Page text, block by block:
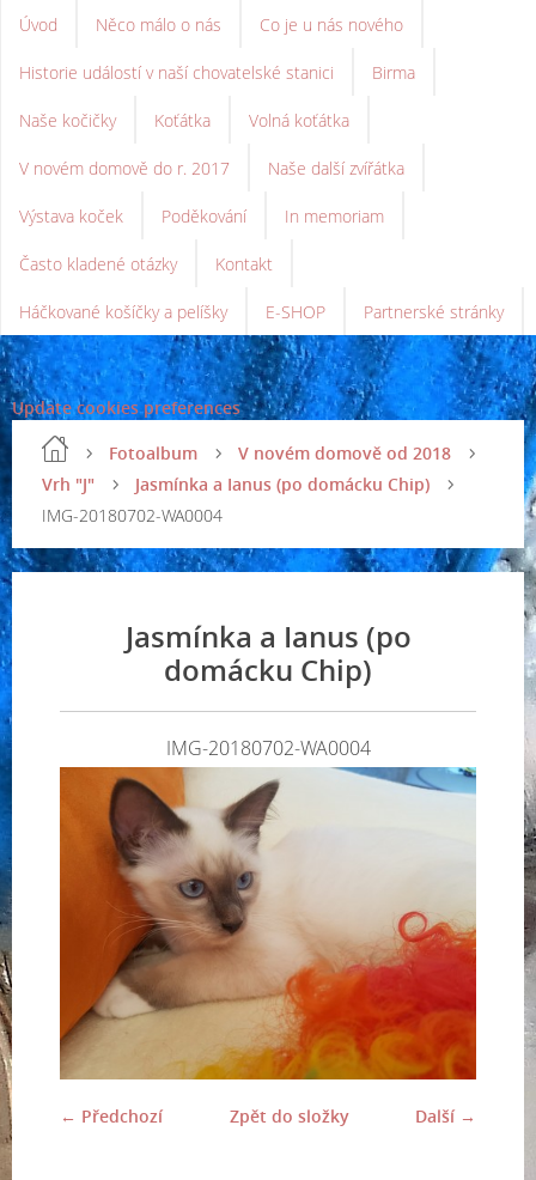
Úvod Něco málo o nás Co je u nás nového
Historie událostí v naší chovatelské stanici Birma
Naše kočičky Koťátka Volná koťátka
V novém domově do r. 2017 Naše další zvířátka
Výstava koček Poděkování In memoriam
Často kladené otázky Kontakt
Háčkované košíčky a pelíšky E-SHOP Partnerské stránky
Update cookies preferences
Fotoalbum
V novém domově od 2018
Vrh "J"
Jasmínka a Ianus (po domácku Chip)
IMG-20180702-WA0004
Jasmínka a Ianus (po
domácku Chip)
IMG-20180702-WA0004
← Předchozí Další →
Zpět do složky